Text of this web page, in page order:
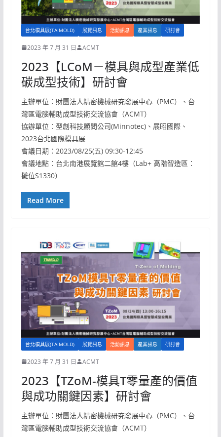
台北模具展(TAIMOLD) 展覽訊息 活動訊息 產業訊息 研討會
2023 年 7 月 31 日 ACMT
2023【LCoM－模具與成型產業低
碳成型技術】研討會
主辦單位：財團法人精密機械研究發展中心（PMC）、台
灣區電腦輔助成型技術交流協會（ACMT）
協辦單位：型創科技顧問公司(Minnotec)、展昭國際、
2023台北國際模具展
會議日期：2023/08/25(五) 09:30-12:45
會議地點：台北南港展覽館二館4樓（Lab+ 高階智造區：
攤位S1330）
Read More
台北模具展(TAIMOLD) 展覽訊息 活動訊息 產業訊息 研討會
2023 年 7 月 31 日 ACMT
2023【TZoM-模具T零量產的價值
與成功關鍵因素】研討會
主辦單位：財團法人精密機械研究發展中心（PMC）、台
灣區電腦輔助成型技術交流協會（ACMT）